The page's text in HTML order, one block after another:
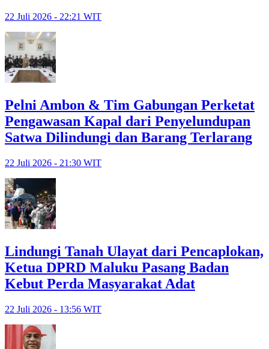
22 Juli 2026 - 22:21 WIT
Pelni Ambon & Tim Gabungan Perketat
Pengawasan Kapal dari Penyelundupan
Satwa Dilindungi dan Barang Terlarang
22 Juli 2026 - 21:30 WIT
Lindungi Tanah Ulayat dari Pencaplokan,
Ketua DPRD Maluku Pasang Badan
Kebut Perda Masyarakat Adat
22 Juli 2026 - 13:56 WIT